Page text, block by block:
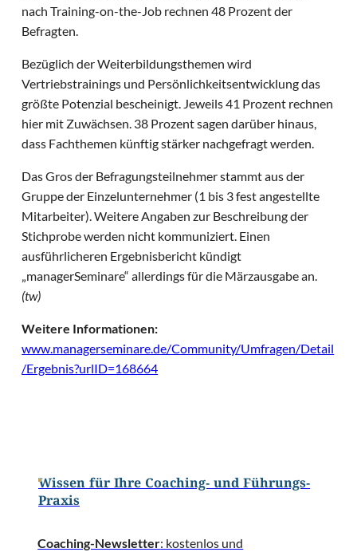
nach Training-on-the-Job rechnen 48 Prozent der
Befragten.
Bezüglich der Weiterbildungsthemen wird
Vertriebstrainings und Persönlichkeitsentwicklung das
größte Potenzial bescheinigt. Jeweils 41 Prozent rechnen
hier mit Zuwächsen. 38 Prozent sagen darüber hinaus,
dass Fachthemen künftig stärker nachgefragt werden.
Das Gros der Befragungsteilnehmer stammt aus der
Gruppe der Einzelunternehmer (1 bis 3 fest angestellte
Mitarbeiter). Weitere Angaben zur Beschreibung der
Stichprobe werden nicht kommuniziert. Einen
ausführlicheren Ergebnisbericht kündigt
„managerSeminare“ allerdings für die Märzausgabe an.
(tw)
Weitere Informationen:
www.managerseminare.de/Community/Umfragen/Detail
/Ergebnis?urlID=168664
Wissen für Ihre Coaching- und Führungs-
Praxis
Coaching-Newsletter: kostenlos und